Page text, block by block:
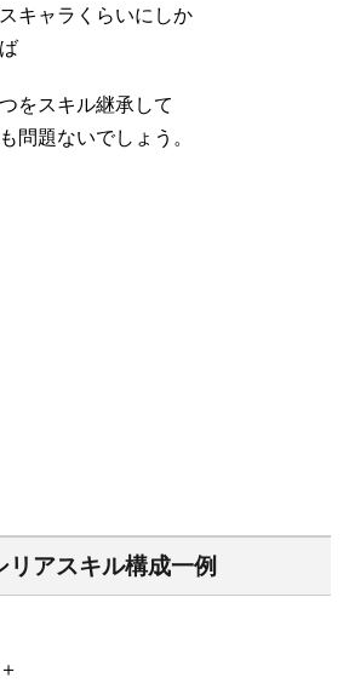
キャラくらいにしか
をスキル継承して
問題ないでしょう。
リアスキル構成一例